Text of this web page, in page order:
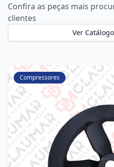
Confira as peças mais
clientes
Ver
Compressores